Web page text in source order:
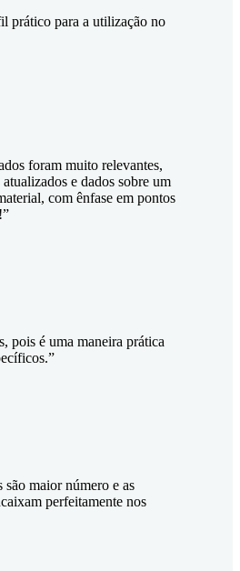
prático para a utilização no
foram muito relevantes,
e dados sobre um
com ênfase em pontos
pois é uma maneira prática
maior número e as
perfeitamente nos